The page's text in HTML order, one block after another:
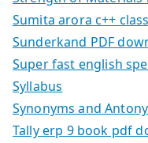
Sumita arora c++
Sunderkand PDF
Super fast english
Syllabus
Synonyms and
Tally erp 9 book pdf